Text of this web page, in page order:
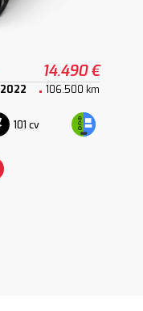
14.490 €
2022 106.500 km
101 cv